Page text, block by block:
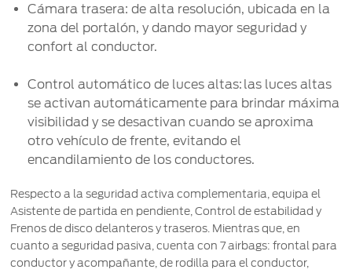
­Cámara trasera: de alta resolución, ubicada en la
zona del portalón, y dando mayor seguridad y
confort al conductor.
Control automático de luces altas: las luces altas
se activan automáticamente para brindar máxima
visibilidad y se desactivan cuando se aproxima
otro vehículo de frente, evitando el
encandilamiento de los conductores.
Respecto a la seguridad activa complementaria, equipa el
Asistente de partida en pendiente, Control de estabilidad y
Frenos de disco delanteros y traseros. Mientras que, en
cuanto a seguridad pasiva, cuenta con 7 airbags: frontal para
conductor y acompañante, de rodilla para el conductor,